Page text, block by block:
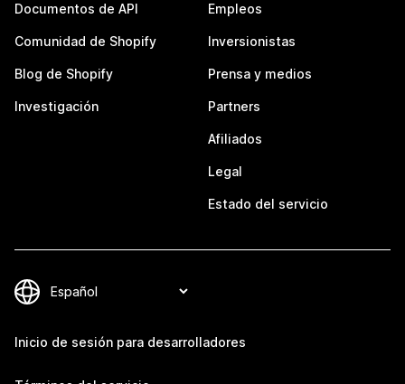
Documentos de API
Comunidad de Shopify
Blog de Shopify
Investigación
Empleos
Inversionistas
Prensa y medios
Partners
Afiliados
Legal
Estado del servicio
Inicio de sesión para desarrolladores